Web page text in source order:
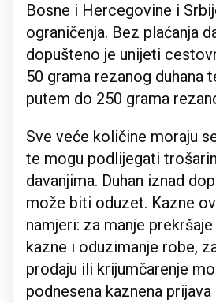
Bosne i Hercegovine i
ograničenja. Bez plaćanja
dopušteno je unijeti
50 grama rezanog duhana
putem do 250 grama
Sve veće količine moraju
te mogu podlijegati
davanjima. Duhan iznad
može biti oduzet. Kazne
namjeri: za manje
kazne i oduzimanje robe,
prodaju ili krijumčarenje
podnesena kaznena